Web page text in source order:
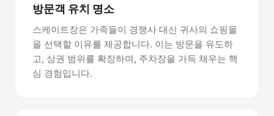
패널은 콘크리트, 아스팔트, 스포츠 바닥재 또는 이벤트 바닥
재 위에 직접 놓입니다. 고정, 드릴링, 건축 허가가 필요 없습
니다. Premium 패널은 한 면당 10년 이상 지속되며 양면 사용
이 가능합니다.
방문객 유치 명소
스케이트장은 가족들이 경쟁사 대신 귀사의 쇼핑몰
을 선택할 이유를 제공합니다. 이는 방문을 유도하
고, 상권 범위를 확장하며, 주차장을 가득 채우는 핵
심 경험입니다.